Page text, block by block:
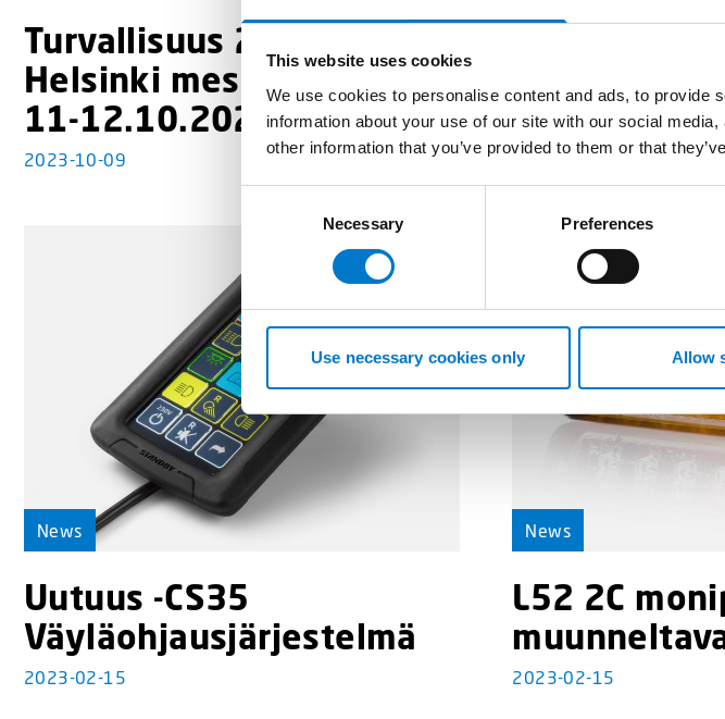
This website uses cookies
We use cookies to personalise content and ads, to provide
information about your use of our site with our social
other information that you’ve provided to them or that
s
n
t
S
e
l
e
t
i
n
Necessary Preferences
Use necessary cookies only Allow
Turvallisuus 2023,
Helsinki messukeskus
11-12.10.2023.
2023-10-09
12.8.2023
2023-08-01
News
Uutuus -CS35
Väyläohjausjärjestelmä
2023-02-15
News
L52 2C
2023-02-15